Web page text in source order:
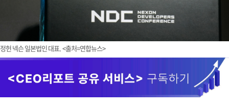
헌 넥슨 일본법인 대표. <출처=연합뉴스>